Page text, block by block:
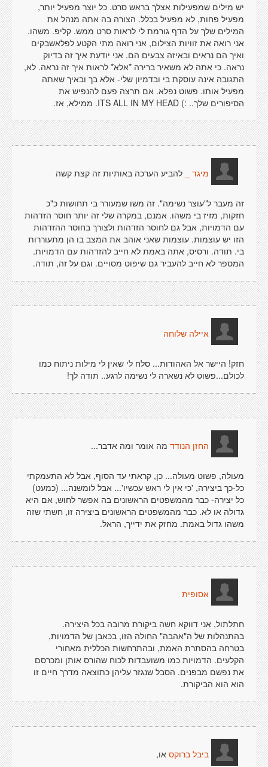
יש מילים שמפעילות אצלך בראש סרט. כל יוצר מפעיל יותר,
מפעיל פחות, לא מפעיל בכלל. הצורה בה אתה מנהל את
המילים שלך על הדף גורמת לי לראות סרט ממש. קליפ. משהו.
אני רואה את זוויות הצילום, אני רואה מתי הקטע לפלאשבקים
ואיך הם נראים ובאיזה צבעים הם. אני יודעת איך זה בדיוק
נראה. כי אתה לא משאיר ברירה *אלא* לראות איך זה נראה. לא,
התגובה אינה עוסקת בי ובדמיון שלי- אלא בך ובאיך שאתה
מפעיל אותו. פשוט נפלא. אם תרצה פעם להנפיש את
הסיפורים שלך.. :) ITS ALL IN MY HEAD. ממילא, אז.
מיגד _ להביע הערכה באותיות זה קצת קשה
זה מעבר ל"עוצר נשימה". זה משו שמעורר בי תחושות כ"כ
חזקות, מזיז בי משהו. אמנם, במקרה שלי זה יותר חוסר הזדהות
עם הדמויות, אבל גם לחוסר הזדהות ולצורך בחוסר ההזדהות
הזו יש עוצמות. עוצמות שאני אוהב את המצב בו הן מתעוררות
בי. תודה. ורסיס, אתה באמת לא חייב להזדהות עם הדמויות.
המספר לא חייב להעביר גם שיפוט מסויים. וגם על זה, תודה.
איילה שלוחה
חזק! היישר אל האהודות... סלח לי שאין לי מילות ניתוח כמו
לכולם...פשוט לא נשארה לי נשימה לרגע.. תודה לך!
החזן הנודד מה אומר ומה אדבר...
מעולה, פשוט מעולה... כן, קראתי עד הסוף, אבל לא התעמקתי
כל-כך ביצירה, 'כי אין לי ראש עכשיו'... אבל לומשנה... (כמעט)
כל יצירה- כבר מהמשפטים הראשונים בה אפשר לחוש, אם היא
גדולה או לא. כבר מהמשפטים הראשונים ביצירה זו, חשתי שזה
משהו גדול באמת. מחזק את ידייך, הראל.
אסופית
חתלתול, אני דווקא חשה ביקורת מרובה בכל היצירה.
בהתנהלות של ה"אהבה" החולה הזו, בכאבן של הדמויות,
בטרחה בהסתרת האמת, ובהתרחשות הכללית מאחורי
הקלעים. הדמויות כמו משועבדות לכוח שהורס אותן ומכרסם
את נפשם מבפנים. הסבל שנגזר עליהן כתוצאה מדרך חיים זו
הוא הוא הביקורת.
ביבל ברוקס או,